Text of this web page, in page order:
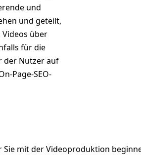
und
und geteilt,
über
für die
der Nutzer auf
Page-SEO-
mit der Videoproduktion